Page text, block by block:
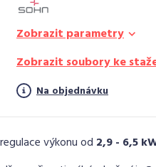
Zobrazit parametry
Zobrazit soubory ke
Na objednávku
výkonu od 2,9 - 6,5